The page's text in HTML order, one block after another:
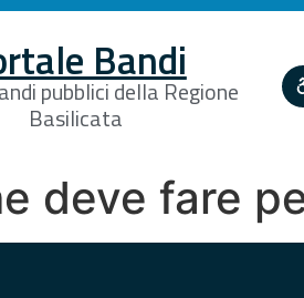
Bandi
pubblici della Regione
Basilicata
deve fare